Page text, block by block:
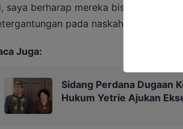
saya berharap mereka bisa lebih
pada naskah,” ujar Ustadz
Juga:
Sidang Perdana Dugaan
Hukum Yetrie Ajukan